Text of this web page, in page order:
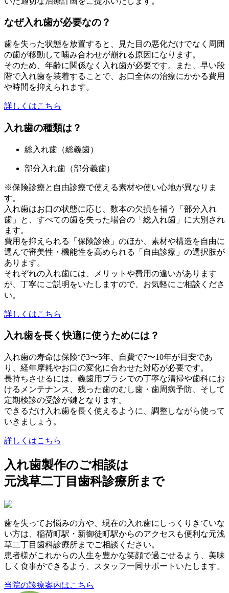
なぜ入れ歯が必要なの？
歯を失った状態を放置すると、見た目の悪化だけでなく周囲
の歯が移動して噛み合わせが崩れる原因になります。
そのため、年齢に関係なく入れ歯が必要です。また、早い段
階で入れ歯を装着することで、お口全体の治療にかかる費用
や時間を抑えられます。
詳しくはこちら
入れ歯の種類は？
総入れ歯（総義歯）
部分入れ歯（部分義歯）
※保険診療と自由診療で使える素材や使い心地が異なりま
す。
入れ歯はお口の状態に応じ、数本の欠損を補う「部分入れ
歯」と、すべての歯を失った場合の「総入れ歯」に大別され
ます。
費用を抑えられる「保険診療」のほか、素材や構造を自由に
選んで審美性・機能性を高められる「自由診療」の選択肢が
あります。
それぞれの入れ歯には、メリットや費用の違いがあります
が、丁寧にご説明をいたしますので、お気軽にご相談くださ
い。
詳しくはこちら
入れ歯を長く快適に使うためには？
入れ歯の寿命は保険で3〜5年、自費で7〜10年が目安であ
り、経年摩耗やお口の変化に合わせた対応が必要です。
長持ちさせるには、義歯用ブラシでの丁寧な清掃や歯科にお
けるメンテナンス、残った歯のむし歯・歯周病予防、そして
定期検診の受診が鍵となります。
できるだけ入れ歯を長く使えるように、調整しながら使って
いきましょう。
詳しくはこちら
入れ歯製作のご相談は
元浅草二丁目歯科診療所まで
歯を失ってお悩みの方や、現在の入れ歯にしっくりきていな
い方は、稲荷町駅・新御徒町駅からのアクセスも便利な元浅
草二丁目歯科診療所までご相談ください。
患者様がこれからの人生を豊かな笑顔で過ごせるよう、美味
しく食事ができるよう、スタッフ一同サポートいたします。
当院の診療案内はこちら